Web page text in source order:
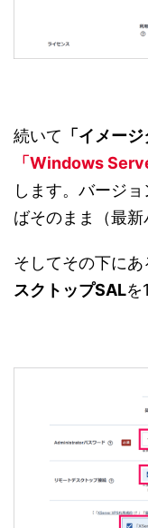
続いて 「イメージ
「Windows
します。バージ
ばそのまま（最新
そしてその下にあ
スクトップSALを